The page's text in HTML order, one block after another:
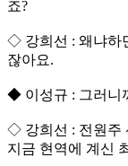
죠?
◇ 강희선 : 왜냐하
잖아요.
◆ 이성규 : 그러니
◇ 강희선 : 전원주
지금 현역에 계신